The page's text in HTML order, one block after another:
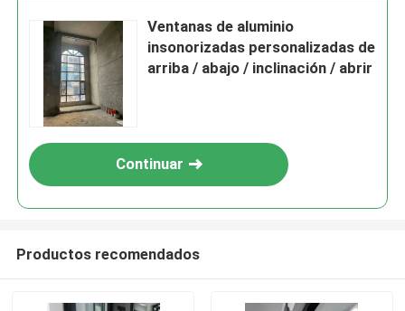
Ventanas de aluminio
insonorizadas personalizadas de
arriba / abajo / inclinación / abrir
Continuar
Productos recomendados